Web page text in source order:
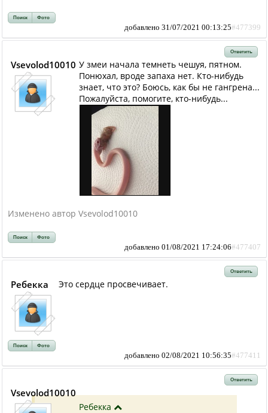
Поиск Фото
добавлено 31/07/2021 00:13:25#477399
Ответить
Vsevolod10010 У змеи начала темнеть чешуя, пятном.
Понюхал, вроде запаха нет. Кто-нибудь
знает, что это? Боюсь, как бы не гангрена...
Пожалуйста, помогите, кто-нибудь...
Изменено автор Vsevolod10010
Поиск Фото
добавлено 01/08/2021 17:24:06#477407
Ответить
Ребекка Это сердце просвечивает.
Поиск Фото
добавлено 02/08/2021 10:56:35#477411
Ответить
Vsevolod10010
Ребекка